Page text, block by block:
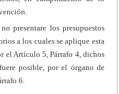
presentare los presupuestos
a los cuales se aplique esta
el Artículo 5, Párrafo 4, dichos
posible, por el órgano de
6.